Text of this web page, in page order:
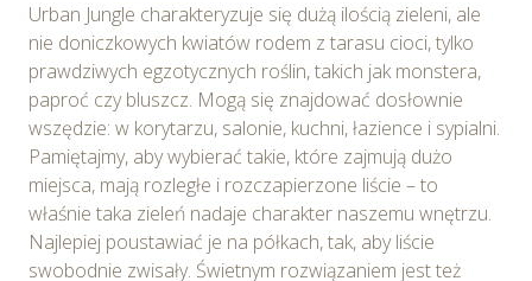
Urban Jungle charakteryzuje się dużą ilością zieleni, ale
nie doniczkowych kwiatów rodem z tarasu cioci, tylko
prawdziwych egzotycznych roślin, takich jak monstera,
paproć czy bluszcz. Mogą się znajdować dosłownie
wszędzie: w korytarzu, salonie, kuchni, łazience i sypialni.
Pamiętajmy, aby wybierać takie, które zajmują dużo
miejsca, mają rozległe i rozczapierzone liście – to
właśnie taka zieleń nadaje charakter naszemu wnętrzu.
Najlepiej poustawiać je na półkach, tak, aby liście
swobodnie zwisały. Świetnym rozwiązaniem jest też